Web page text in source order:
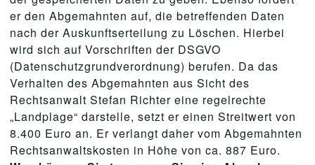
er den Abgemahnten auf, die betreffenden Daten
nach der Auskunftserteilung zu Löschen. Hierbei
wird sich auf Vorschriften der DSGVO
(Datenschutzgrundverordnung) berufen. Da das
Verhalten des Abgemahnten aus Sicht des
Rechtsanwalt Stefan Richter eine regelrechte
„Landplage“ darstelle, setzt er einen Streitwert von
8.400 Euro an. Er verlangt daher vom Abgemahnten
Rechtsanwaltskosten in Höhe von ca. 887 Euro.